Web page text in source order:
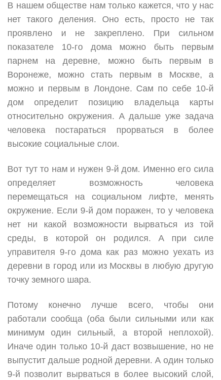
В нашем обществе нам только кажется, что у нас
нет такого деления. Оно есть, просто не так
проявлено и не закреплено. При сильном
показателе 10-го дома можно быть первым
парнем на деревне, можно быть первым в
Воронеже, можно стать первым в Москве, а
можно и первым в Лондоне. Сам по себе 10-й
дом определит позицию владельца карты
относительно окружения. А дальше уже задача
человека постараться прорваться в более
высокие социальные слои.
Вот тут то нам и нужен 9-й дом. Именно его сила
определяет возможность человека
перемещаться на социальном лифте, менять
окружение. Если 9-й дом поражен, то у человека
нет ни какой возможности вырваться из той
среды, в которой он родился. А при силе
управителя 9-го дома как раз можно уехать из
деревни в город или из Москвы в любую другую
точку земного шара.
Потому конечно лучше всего, чтобы они
работали сообща (оба были сильными или как
минимум один сильный, а второй неплохой).
Иначе один только 10-й даст возвышение, но не
выпустит дальше родной деревни. А один только
9-й позволит вырваться в более высокий слой,